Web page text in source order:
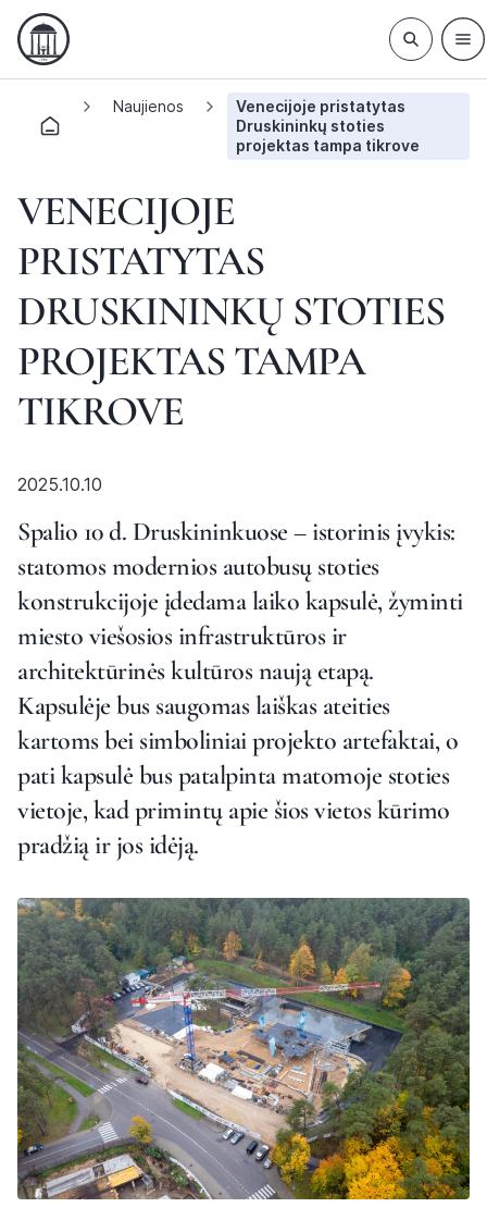
Naujienos
Venecijoje pristatytas
Druskininkų stoties
projektas tampa tikrove
VENECIJOJE
PRISTATYTAS
DRUSKININKŲ STOTIES
PROJEKTAS TAMPA
TIKROVE
2025.10.10
Spalio 10 d. Druskininkuose – istorinis įvykis:
statomos modernios autobusų stoties
konstrukcijoje įdedama laiko kapsulė, žyminti
miesto viešosios infrastruktūros ir
architektūrinės kultūros naują etapą.
Kapsulėje bus saugomas laiškas ateities
kartoms bei simboliniai projekto artefaktai, o
pati kapsulė bus patalpinta matomoje stoties
vietoje, kad primintų apie šios vietos kūrimo
pradžią ir jos idėją.